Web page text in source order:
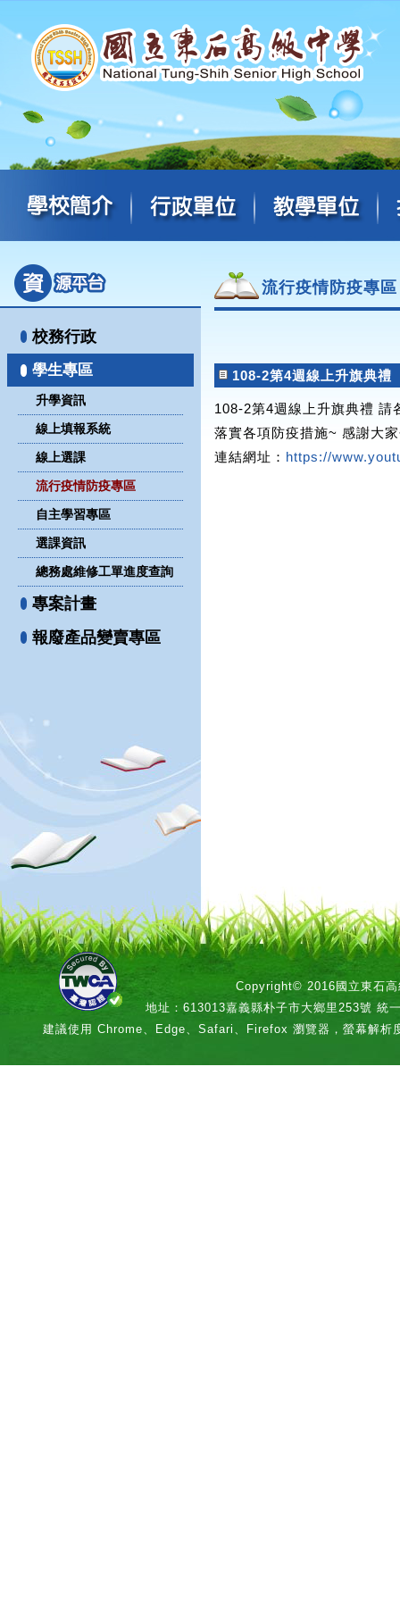
校務行政
學生專區
升學資訊
線上填報系統
線上選課
流行疫情防疫專區
自主學習專區
選課資訊
總務處維修工單進度查詢
專案計畫
報廢產品變賣專區
流行疫情防疫專區
108-2第4週線上升旗典禮
108-2第4週線上升旗典禮 請
落實各項防疫措施~ 感謝大
連結網址： https://
Copyright© 2016國立東石高
地址：613013嘉義縣朴子市大鄉里253號 統
建議使用 Chrome、Edge、Safari、Firefox 瀏覽器，螢幕解